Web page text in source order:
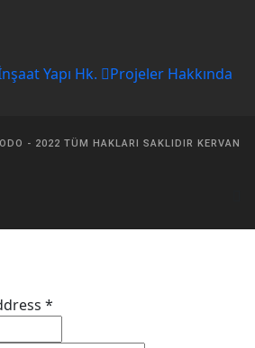
Yapı Hk. Projeler Hakkında
- 2022 TÜM HAKLARI SAKLIDIR KERVAN
*